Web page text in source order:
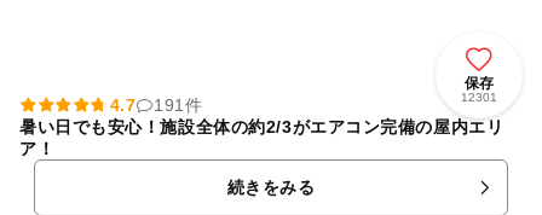
保存
12301
4.7
191件
暑い日でも安心！施設全体の約2/3がエアコン完備の屋内エリ
ア！
続きをみる